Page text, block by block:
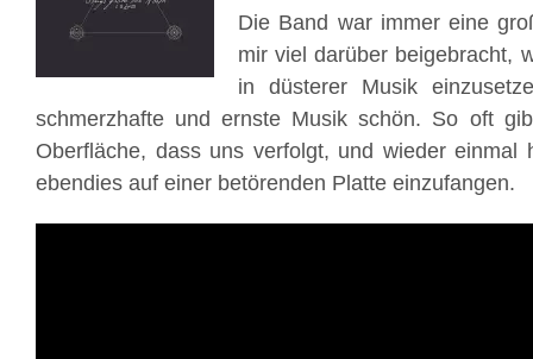
Die Band war immer eine
mir viel darüber beigebracht,
in düsterer Musik
schmerzhafte und ernste Musik schön. So oft
Oberfläche, dass uns verfolgt, und wieder einmal
ebendies auf einer betörenden Platte einzufangen.